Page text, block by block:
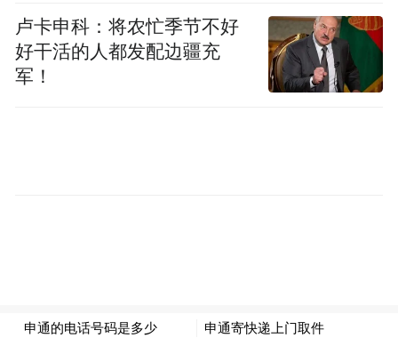
南京依长江而兴，自古便是海上丝绸之路重
卢卡申科：将农忙季节不好
好干活的人都发配边疆充
军！